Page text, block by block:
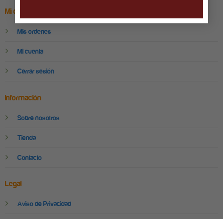
Mi cuenta
Mis ordenes
Mi cuenta
Cerrar sesión
Información
Sobre nosotros
Tienda
Contacto
Legal
Aviso de Privacidad